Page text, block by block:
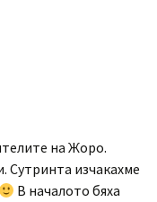
на Жоро.
Сутринта изчакахме
В началото бяха